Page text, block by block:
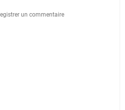
un commentaire